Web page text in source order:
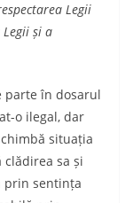
Legii
și a
parte în dosarul
o ilegal, dar
situația
clădirea sa și
prin sentința